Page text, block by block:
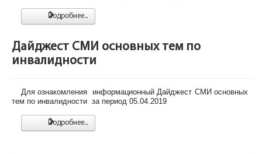
Подробнее...
Дайджест СМИ основных тем по
инвалидности
Для ознакомления информационный Дайджест СМИ основных
тем по инвалидности за период 05.04.2019
Подробнее...